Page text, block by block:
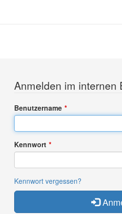
Anmelden im internen
Benutzername
Kennwort
Kennwort vergessen?